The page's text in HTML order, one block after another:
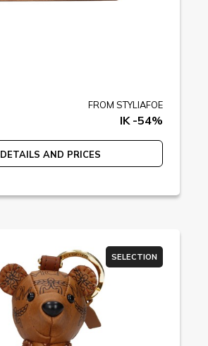
FROM STYLIAFOE
IK -54%
DETAILS AND PRICES
SELECTION